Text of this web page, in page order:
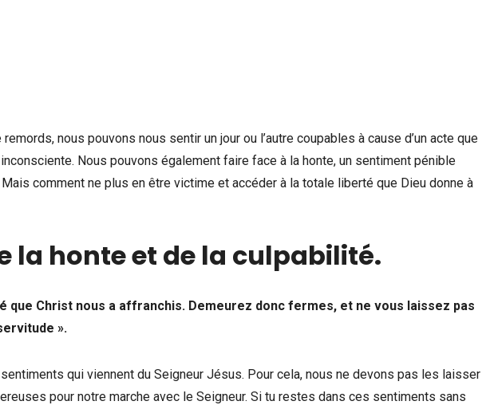
nous pouvons nous sentir un jour ou l’autre coupables à cause d’un acte que
Nous pouvons également faire face à la honte, un sentiment pénible
Mais comment ne plus en être victime et accéder à la totale liberté que Dieu donne à
la honte et de la culpabilité.
que Christ nous a affranchis. Demeurez donc fermes, et ne vous laissez pas
».
qui viennent du Seigneur Jésus. Pour cela, nous ne devons pas les laisser
pour notre marche avec le Seigneur. Si tu restes dans ces sentiments sans